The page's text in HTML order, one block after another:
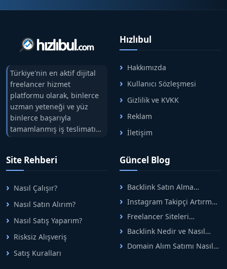
Türkiye'nin en aktif dijital
freelancer hizmet
platformu olarak, binlerce
uzman yeteneği ve yüz
binlerce başarıyla
tamamlanmış iş teslimatını
tek çatıda buluşturuyoruz.
arasındaki süreci risksiz
alışveriş sistemi ile koruyan
ticaretin güvenli
adreslerinden birisidir.
Hızlıbul
Hakkımızda
Kullanıcı Sözleşmesi
Gizlilik ve KVKK
Reklam
İletişim
Site Rehberi
Nasıl Çalışır?
Nasıl Satın Alırım?
Nasıl Satış Yaparım?
Risksiz Alışveriş
Satış Kuralları
Güncel Blog
Backlink Satın Alma
Rehberi: Güvenli SEO İçin
Doğru Adımlar
Instagram Takipçi Artırma
Yöntemleri: Organik Büyüme
Rehberi
Freelancer Siteleri
Arasında Doğru Seçim Nasıl
Yapılır
Backlink Nedir ve Nasıl
Alınır? Etkili Yöntemler
Domain Alım Satımı Nasıl